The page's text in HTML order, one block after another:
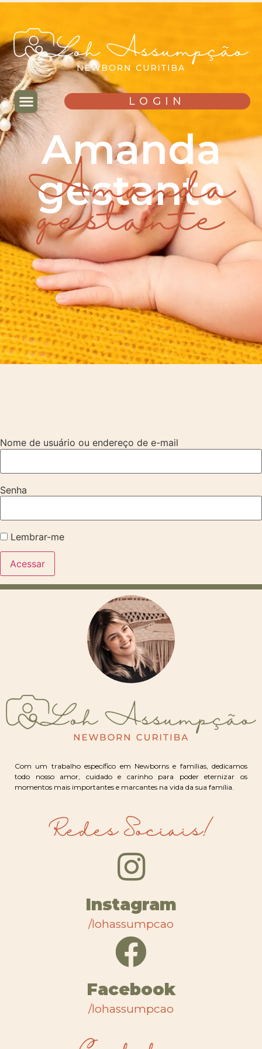
LOGIN
Amanda
gestante
Amanda
gestante
Nome de usuário ou endereço de e-mail
Senha
Lembrar-me
Com um trabalho específico em Newborns e famílias, dedicamos
todo nosso amor, cuidado e carinho para poder eternizar os
momentos mais importantes e marcantes na vida da sua família.
Redes Sociais!
Instagram
/lohassumpcao
Facebook
/lohassumpcao